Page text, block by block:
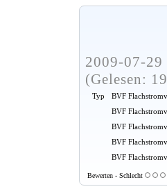
2009-07-
(Gelesen:
Typ
BVF
BVF
BVF
BVF
BVF
Bewerten - Schlecht